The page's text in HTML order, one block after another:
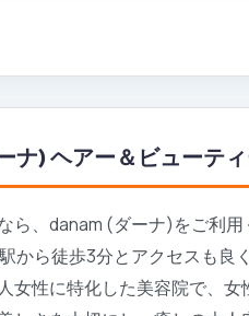
ナ) ヘアー＆ビューテ
ら、danam (ダーナ)をご利
から徒歩3分とアクセスも良
女性に特化した美容院で、